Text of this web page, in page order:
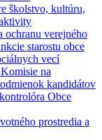
školstvo, kultúru,
ochranu verejného
starostu obce
vecí
na
kandidátov
Obce
prostredia a